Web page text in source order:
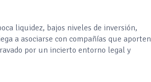
liquidez, bajos niveles de inversión,
a asociarse con compañías que aporten
por un incierto entorno legal y